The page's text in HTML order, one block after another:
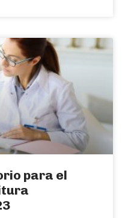
para el